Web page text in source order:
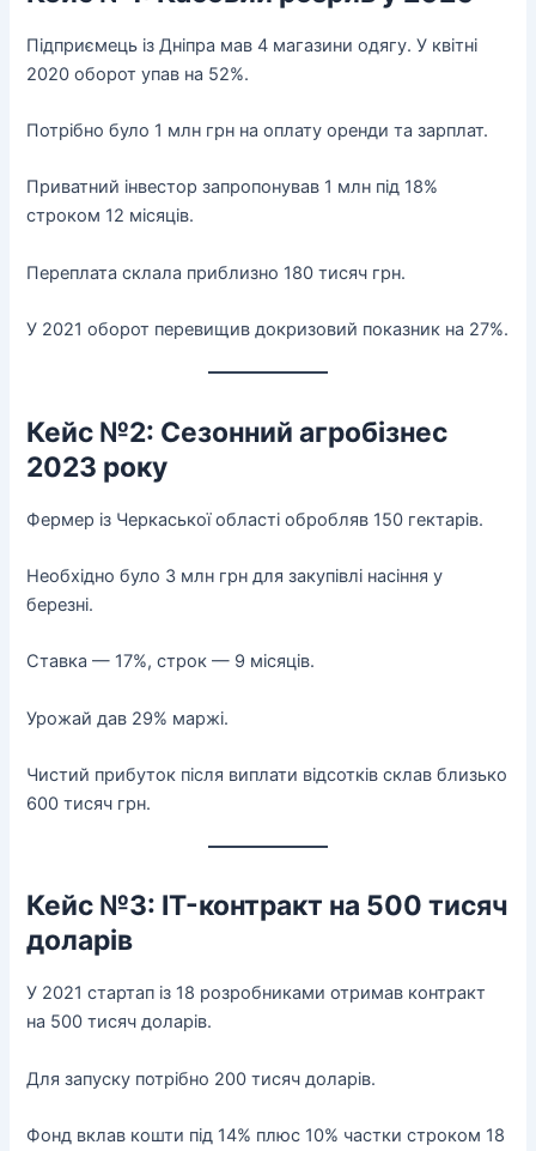
Підприємець із Дніпра мав 4 магазини одягу. У квітні
2020 оборот упав на 52%.
Потрібно було 1 млн грн на оплату оренди та зарплат.
Приватний інвестор запропонував 1 млн під 18%
строком 12 місяців.
Переплата склала приблизно 180 тисяч грн.
У 2021 оборот перевищив докризовий показник на 27%.
Кейс №2: Сезонний агробізнес
2023 року
Фермер із Черкаської області обробляв 150 гектарів.
Необхідно було 3 млн грн для закупівлі насіння у
березні.
Ставка — 17%, строк — 9 місяців.
Урожай дав 29% маржі.
Чистий прибуток після виплати відсотків склав близько
600 тисяч грн.
Кейс №3: IT-контракт на 500 тисяч
доларів
У 2021 стартап із 18 розробниками отримав контракт
на 500 тисяч доларів.
Для запуску потрібно 200 тисяч доларів.
Фонд вклав кошти під 14% плюс 10% частки строком 18